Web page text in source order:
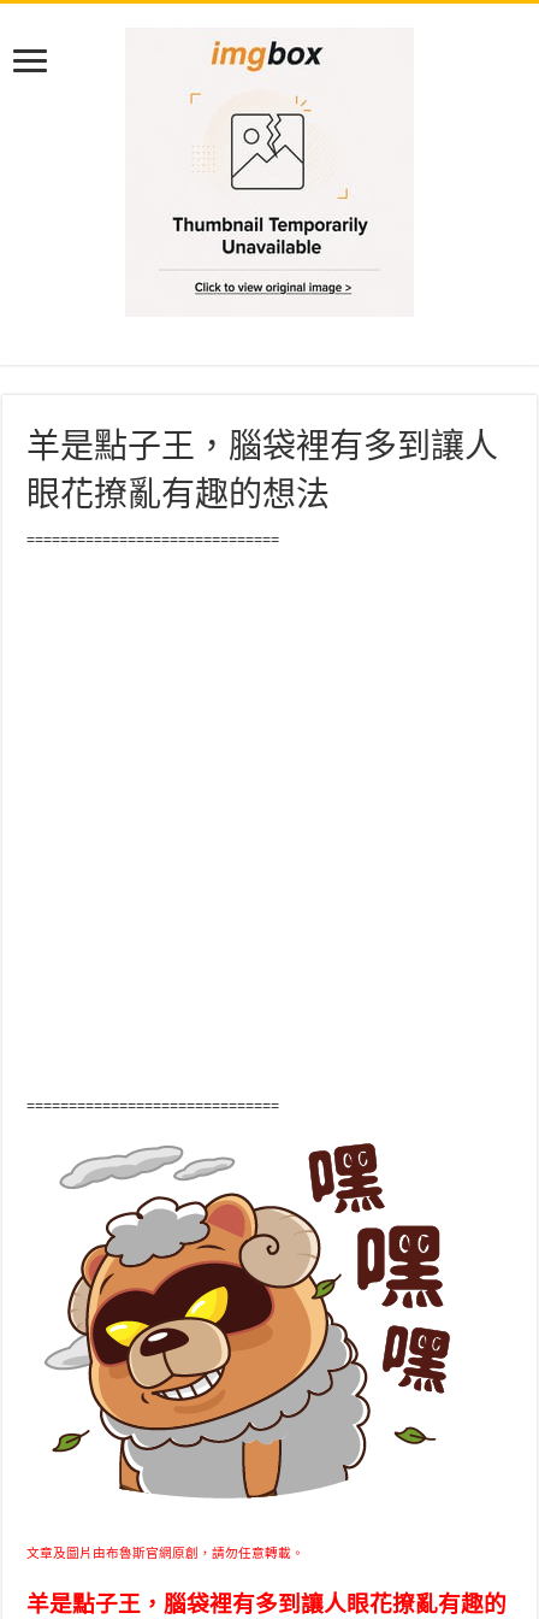
羊是點子王，腦袋裡有多到讓人
眼花撩亂有趣的想法
==============================
==============================
文章及圖片由布魯斯官網原創，請勿任意轉載。
羊是點子王，腦袋裡有多到讓人眼花撩亂有趣的